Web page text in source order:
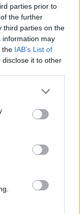
parties prior to
the further
third parties on the
information may
the IAB’s List of
it to other
00:00:50
Nemunu
užfiksavo dar